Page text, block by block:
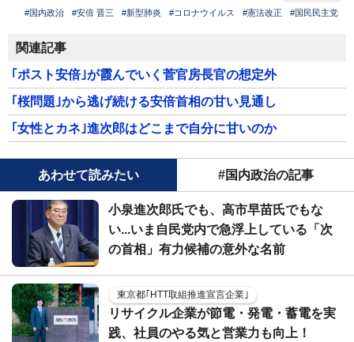
#国内政治 #安倍 晋三 #新型肺炎 #コロナウイルス #憲法改正 #国民民主党
関連記事
｢ポスト安倍｣が霞んでいく菅官房長官の想定外
｢桜問題｣から逃げ続ける安倍首相の甘い見通し
｢女性とカネ｣進次郎はどこまで自分に甘いのか
あわせて読みたい #国内政治の記事
小泉進次郎氏でも、高市早苗氏でもな
い...いま自民党内で急浮上している「次
の首相」有力候補の意外な名前
東京都｢HTT取組推進宣言企業｣
リサイクル企業が節電・発電・蓄電を実
践、社員のやる気と営業力も向上！